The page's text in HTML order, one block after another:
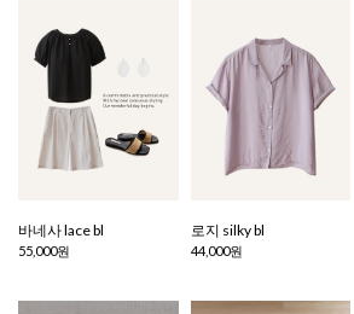
바네사 lace bl
55,000원
로지 silky bl
44,000원